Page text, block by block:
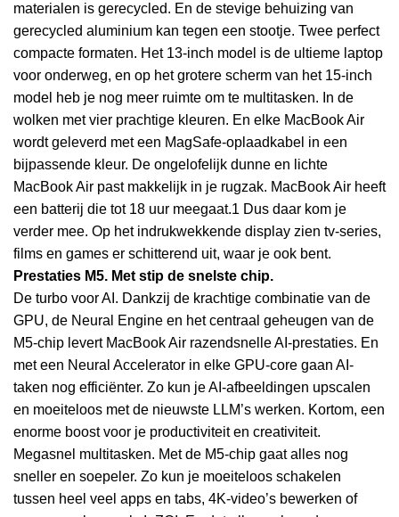
materialen is gerecycled. En de stevige behuizing van
gerecycled aluminium kan tegen een stootje. Twee perfect
compacte formaten. Het 13-inch model is de ultieme laptop
voor onderweg, en op het grotere scherm van het 15-inch
model heb je nog meer ruimte om te multitasken. In de
wolken met vier prachtige kleuren. En elke MacBook Air
wordt geleverd met een MagSafe-oplaadkabel in een
bijpassende kleur. De ongelofelijk dunne en lichte
MacBook Air past makkelijk in je rugzak. MacBook Air heeft
een batterij die tot 18 uur meegaat.1 Dus daar kom je
verder mee. Op het indrukwekkende display zien tv-series,
films en games er schitterend uit, waar je ook bent.
Prestaties M5. Met stip de snelste chip.
De turbo voor AI. Dankzij de krachtige combinatie van de
GPU, de Neural Engine en het centraal geheugen van de
M5-chip levert MacBook Air razendsnelle AI-prestaties. En
met een Neural Accelerator in elke GPU-core gaan AI-
taken nog efficiënter. Zo kun je AI-afbeeldingen upscalen
en moeiteloos met de nieuwste LLM’s werken. Kortom, een
enorme boost voor je productiviteit en creativiteit.
Megasnel multitasken. Met de M5-chip gaat alles nog
sneller en soepeler. Zo kun je moeiteloos schakelen
tussen heel veel apps en tabs, 4K-video’s bewerken of